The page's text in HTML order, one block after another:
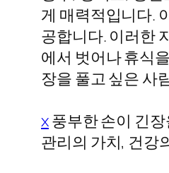
게 매력적입니다.
공합니다. 이러한
에서 벗어나 휴식
장을 풀고 싶은 사
x풍부한 손이 긴장
관리의 가치, 건강